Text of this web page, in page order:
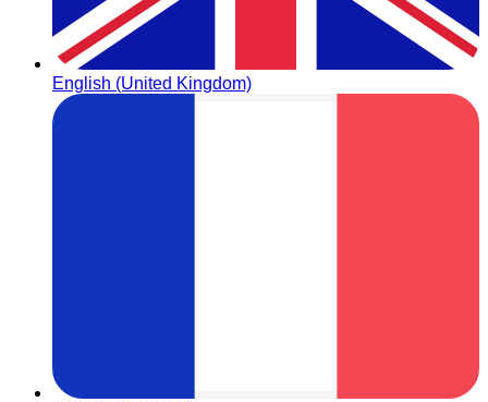
English (United Kingdom)